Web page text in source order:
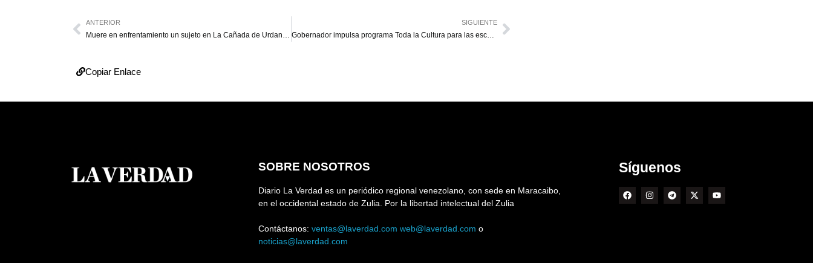
ANTERIOR
Muere en enfrentamiento un sujeto en La Cañada de Urdaneta
SIGUIENTE
Gobernador impulsa programa Toda la Cultura para las escuelas
Copiar Enlace
SOBRE NOSOTROS
Diario La Verdad es un periódico regional venezolano, con sede en Maracaibo,
en el occidental estado de Zulia. Por la libertad intelectual del Zulia
Contáctanos: ventas@laverdad.com web@laverdad.com o
noticias@laverdad.com
Síguenos